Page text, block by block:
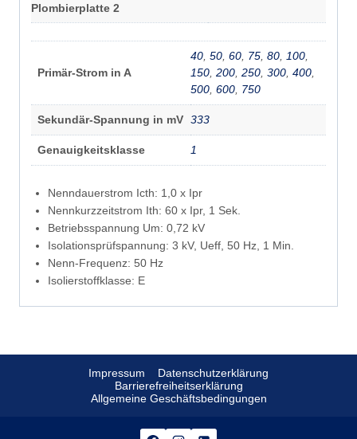
Plombierplatte 2
Primär-Strom in A
40, 50, 60, 75, 80, 100,
150, 200, 250, 300, 400,
500, 600, 750
Sekundär-Spannung in mV 333
Genauigkeitsklasse 1
Nenndauerstrom Icth: 1,0 x Ipr
Nennkurzzeitstrom Ith: 60 x Ipr, 1 Sek.
Betriebsspannung Um: 0,72 kV
Isolationsprüfspannung: 3 kV, Ueff, 50 Hz, 1 Min.
Nenn-Frequenz: 50 Hz
Isolierstoffklasse: E
Impressum
Datenschutzerklärung
Barrierefreiheitserklärung
Allgemeine Geschäftsbedingungen